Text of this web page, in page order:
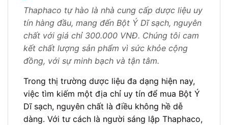
Thaphaco tự hào là nhà cung cấp dược liệu uy
tín hàng đầu, mang đến Bột Ý Dĩ sạch, nguyên
chất với giá chỉ 300.000 VNĐ. Chúng tôi cam
kết chất lượng sản phẩm vì sức khỏe cộng
đồng, với sự minh bạch và tận tâm.
Trong thị trường dược liệu đa dạng hiện nay,
việc tìm kiếm một địa chỉ uy tín để mua Bột Ý
Dĩ sạch, nguyên chất là điều không hề dễ
dàng. Với tư cách là người sáng lập Thaphaco,